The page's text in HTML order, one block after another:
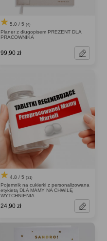
5.0 / 5 (4)
Planer z długopisem PREZENT DLA
PRACOWNIKA
99,90 zł
4.8 / 5 (31)
Pojemnik na cukierki z personalizowana
etykietą DLA MAMY NA CHWILĘ
WYTCHNIENIA
24,90 zł